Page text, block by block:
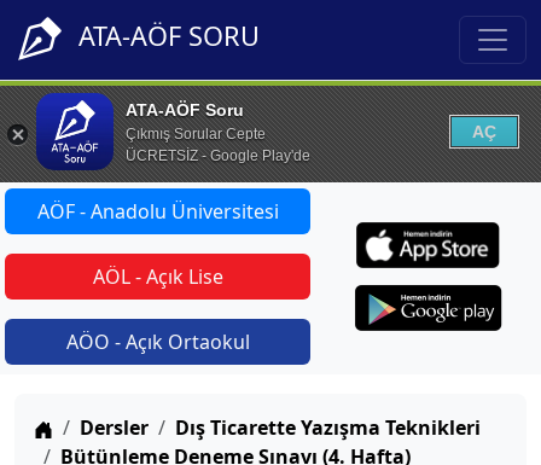
ATA-AÖF SORU
ATA-AÖF Soru
Çıkmış Sorular Cepte
ÜCRETSİZ - Google Play'de
AÇ
AÖF - Anadolu Üniversitesi
AÖL - Açık Lise
AÖO - Açık Ortaokul
Anasayfa
Dersler
Dış Ticarette Yazışma Teknikleri
Bütünleme Deneme Sınavı (4. Hafta)